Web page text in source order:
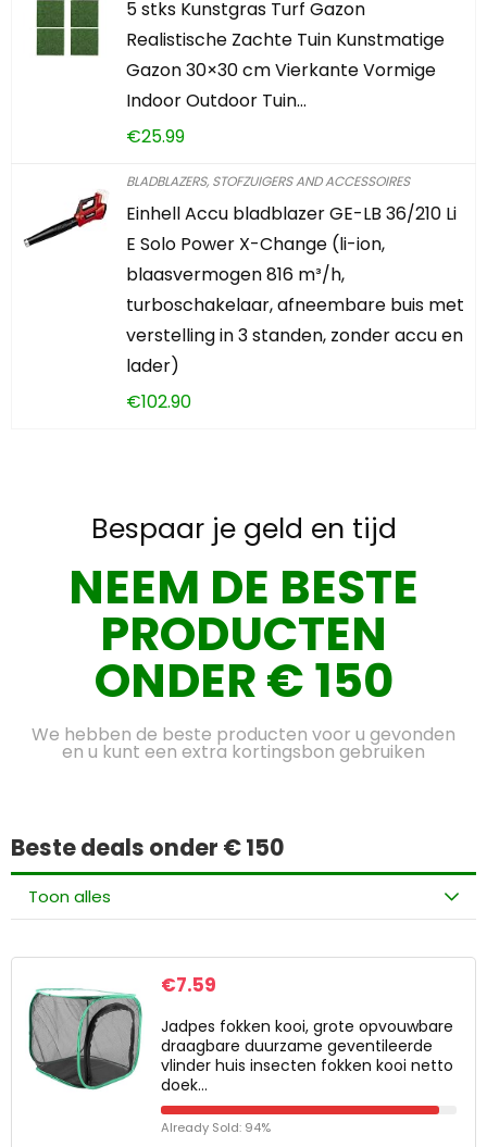
5 stks Kunstgras Turf Gazon
Realistische Zachte Tuin Kunstmatige
Gazon 30×30 cm Vierkante Vormige
Indoor Outdoor Tuin…
€25.99
BLADBLAZERS, STOFZUIGERS AND ACCESSOIRES
Einhell Accu bladblazer GE-LB 36/210 Li
E Solo Power X-Change (li-ion,
blaasvermogen 816 m³/h,
turboschakelaar, afneembare buis met
verstelling in 3 standen, zonder accu en
lader)
€102.90
Bespaar je geld en tijd
NEEM DE BESTE
PRODUCTEN
ONDER € 150
We hebben de beste producten voor u gevonden
en u kunt een extra kortingsbon gebruiken
Beste deals onder € 150
Toon alles
€7.59
Jadpes fokken kooi, grote opvouwbare
draagbare duurzame geventileerde
vlinder huis insecten fokken kooi netto
doek…
Already Sold: 94%